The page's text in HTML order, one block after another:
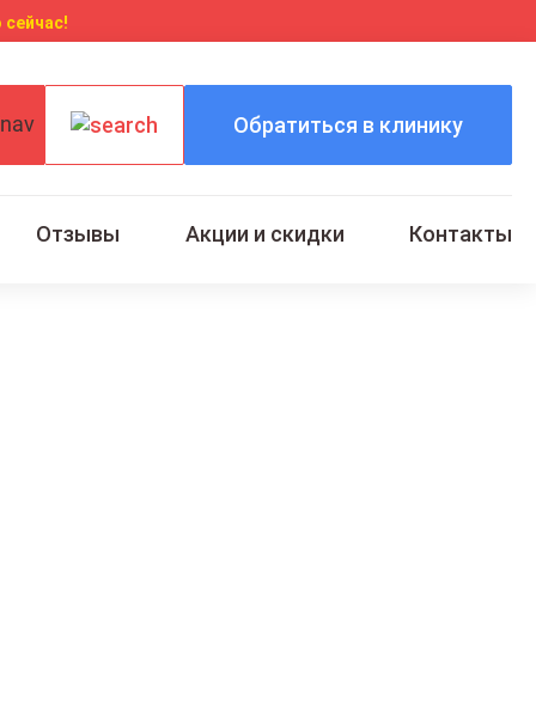
Обратиться в клинику
Отзывы Акции и скидки Контакты